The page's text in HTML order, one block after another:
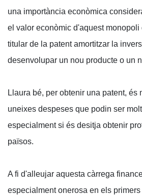
una importància econòmica
el valor econòmic d'aquest monopoli
titular de la patent amortitzar la
desenvolupar un nou producte o un
Llaura bé, per obtenir una patent, és
uneixes despeses que podin ser
especialment si és desitja obtenir
països.
A fi d'alleujar aquesta càrrega
especialment onerosa en els